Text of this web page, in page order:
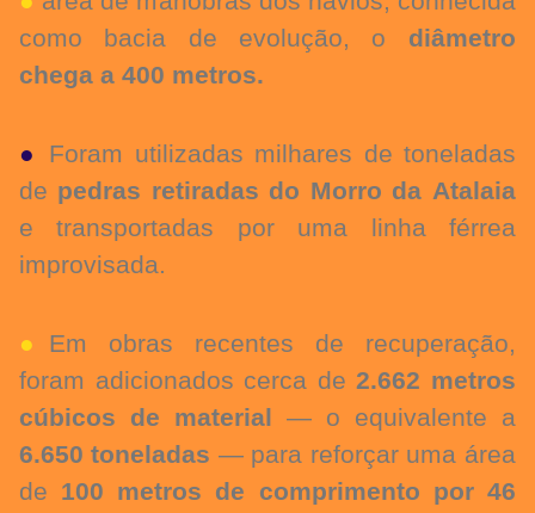
como bacia de evolução, o diâmetro
chega a 400 metros.
● Foram utilizadas milhares de toneladas
de pedras retiradas do Morro da Atalaia
e transportadas por uma linha férrea
improvisada.
● Em obras recentes de recuperação,
foram adicionados cerca de 2.662 metros
cúbicos de material — o equivalente a
6.650 toneladas — para reforçar uma área
de 100 metros de comprimento por 46